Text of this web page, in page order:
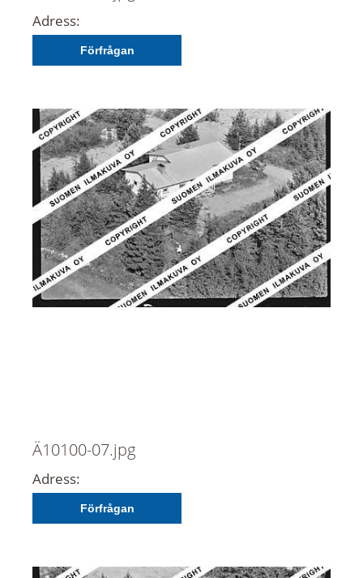
Adress:
Förfrågan
Ä10100-07.jpg
Adress:
Förfrågan